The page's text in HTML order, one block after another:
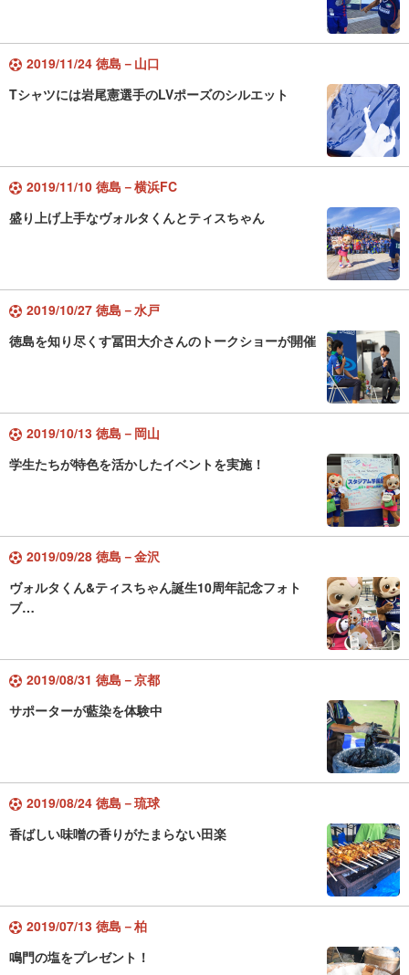
2019/11/24 徳島－山口
Tシャツには岩尾憲選手のLVポーズのシルエット
2019/11/10 徳島－横浜FC
盛り上げ上手なヴォルタくんとティスちゃん
2019/10/27 徳島－水戸
徳島を知り尽くす冨田大介さんのトークショーが開催
2019/10/13 徳島－岡山
学生たちが特色を活かしたイベントを実施！
2019/09/28 徳島－金沢
ヴォルタくん&ティスちゃん誕生10周年記念フォト
ブ…
2019/08/31 徳島－京都
サポーターが藍染を体験中
2019/08/24 徳島－琉球
香ばしい味噌の香りがたまらない田楽
2019/07/13 徳島－柏
鳴門の塩をプレゼント！